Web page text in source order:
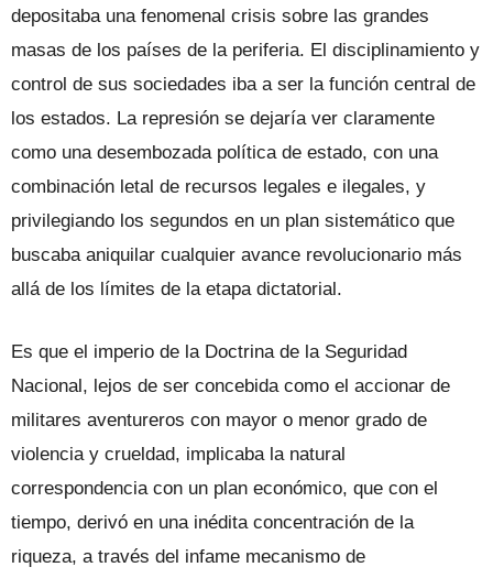
depositaba una fenomenal crisis sobre las grandes
masas de los países de la periferia. El disciplinamiento y
control de sus sociedades iba a ser la función central de
los estados. La represión se dejaría ver claramente
como una desembozada política de estado, con una
combinación letal de recursos legales e ilegales, y
privilegiando los segundos en un plan sistemático que
buscaba aniquilar cualquier avance revolucionario más
allá de los límites de la etapa dictatorial.
Es que el imperio de la Doctrina de la Seguridad
Nacional, lejos de ser concebida como el accionar de
militares aventureros con mayor o menor grado de
violencia y crueldad, implicaba la natural
correspondencia con un plan económico, que con el
tiempo, derivó en una inédita concentración de la
riqueza, a través del infame mecanismo de